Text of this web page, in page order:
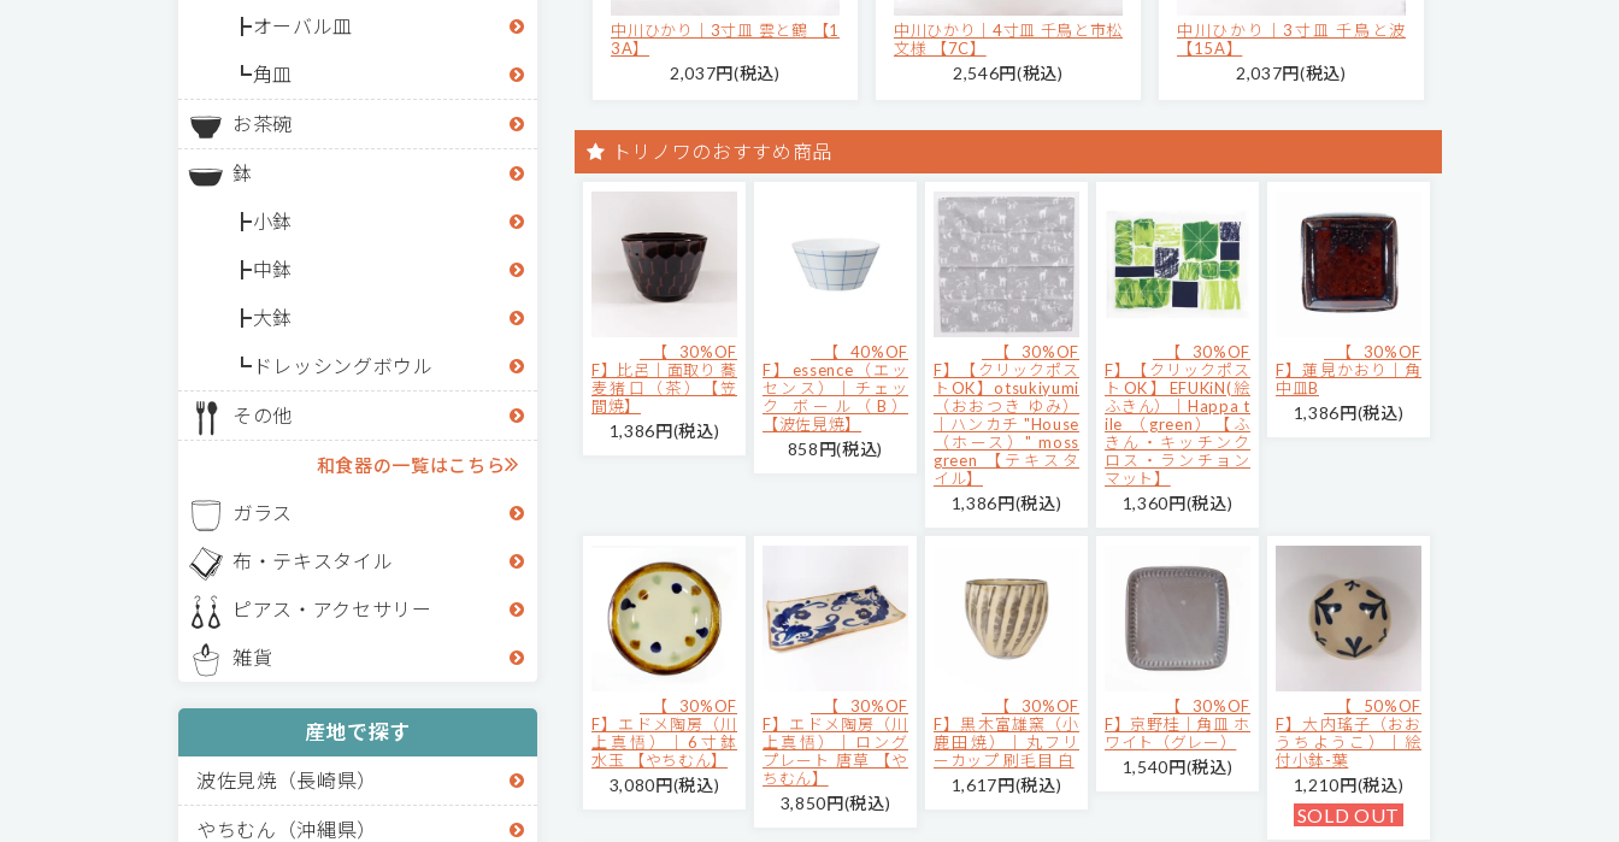
オーバル皿
角皿
お茶碗
鉢
小鉢
中鉢
大鉢
ドレッシングボウル
その他
和食器の一覧はこちら
ガラス
布・テキスタイル
ピアス・アクセサリー
雑貨
産地で探す
波佐見焼（長崎県）
やちむん（沖縄県）
中川ひかり｜3寸皿 雲と鶴 【1
3A】
2,037円(税込)
中川ひかり｜4寸皿 千鳥と市松
文様 【7C】
2,546円(税込)
中川ひかり｜3寸皿 千鳥と波
【15A】
2,037円(税込)
トリノワのおすすめ商品
【30%OF
F】比呂｜面取り 蕎
麦猪口（茶）【笠
間焼】
1,386円(税込)
【40%OF
F】essence（エッ
センス）｜チェッ
ク ボール（B）
【波佐見焼】
858円(税込)
【30%OF
F】【クリックポス
トOK】otsukiyumi
（おおつき ゆみ）
｜ハンカチ "House
（ホース）" moss
green 【テキスタ
イル】
1,386円(税込)
【30%OF
F】【クリックポス
トOK】EFUKiN(絵
ふきん）｜Happa t
ile （green）【ふ
きん・キッチンク
ロス・ランチョン
マット】
1,360円(税込)
【30%OF
F】蓮見かおり｜角
中皿B
1,386円(税込)
【30%OF
F】エドメ陶房（川
上真悟）｜6寸鉢
水玉 【やちむん】
3,080円(税込)
【30%OF
F】エドメ陶房（川
上真悟）｜ロング
プレート 唐草 【や
ちむん】
3,850円(税込)
【30%OF
F】黒木富雄窯（小
鹿田焼）｜丸フリ
ーカップ 刷毛目 白
1,617円(税込)
【30%OF
F】京野桂｜角皿 ホ
ワイト（グレー）
1,540円(税込)
【50%OF
F】大内瑤子（おお
うちようこ）｜絵
付小鉢-葉
1,210円(税込)
SOLD OUT